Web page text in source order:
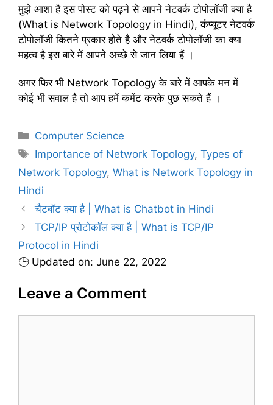
मुझे आशा है इस पोस्ट को पढ़ने से आपने नेटवर्क टोपोलॉजी क्या है
(What is Network Topology in Hindi), कंप्यूटर नेटवर्क
टोपोलॉजी कितने प्रकार होते है और नेटवर्क टोपोलॉजी का क्या
महत्व है इस बारे में आपने अच्छे से जान लिया हैं ।
अगर फिर भी Network Topology के बारे में आपके मन में
कोई भी सवाल है तो आप हमें कमेंट करके पुछ सकते हैं ।
C
a
e
g
o
r
i
e
s
Computer Science
T
a
s
Importance of Network Topology,Types of
Network Topology, What is Network Topology in
Hindi
चैटबॉट क्या है | What is Chatbot in Hindi
TCP/IP प्रोटोकॉल क्या है | What is TCP/IP
Protocol in Hindi
🕒 Updated on: June 22, 2022
Leave a Comment